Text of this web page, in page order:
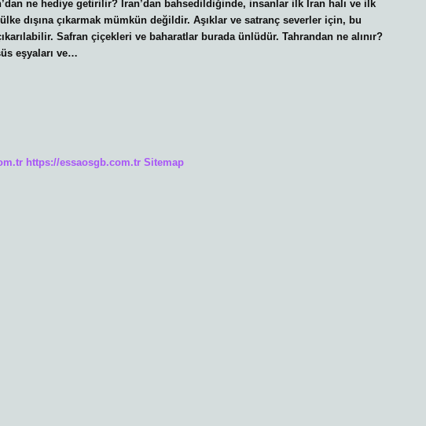
ne hediye getirilir? İran’dan bahsedildiğinde, insanlar ilk İran halı ve ilk
dışına çıkarmak mümkün değildir. Aşıklar ve satranç severler için, bu
Safran çiçekleri ve baharatlar burada ünlüdür. Tahrandan ne alınır?
eşyaları ve…
https://essaosgb.com.tr Sitemap